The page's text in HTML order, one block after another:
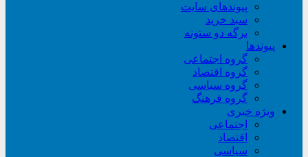
پیوندهای سایت
سبد خريد
برگه دو ستونه
پیوندها
گروه اجتماعی
گروه اقتصاد
گروه سیاسی
گروه فرهنگ
ویژه خبری
اجتماعی
اقتصاد
سیاسی